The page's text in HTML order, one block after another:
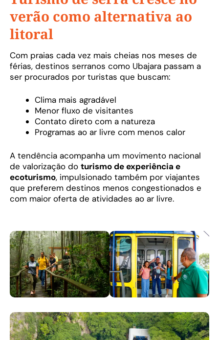
verão como alternativa ao
litoral
Com praias cada vez mais cheias nos meses de
férias, destinos serranos como Ubajara passam a
ser procurados por turistas que buscam:
Clima mais agradável
Menor fluxo de visitantes
Contato direto com a natureza
Programas ao ar livre com menos calor
A tendência acompanha um movimento nacional
de valorização do turismo de experiência e
ecoturismo, impulsionado também por viajantes
que preferem destinos menos congestionados e
com maior oferta de atividades ao ar livre.